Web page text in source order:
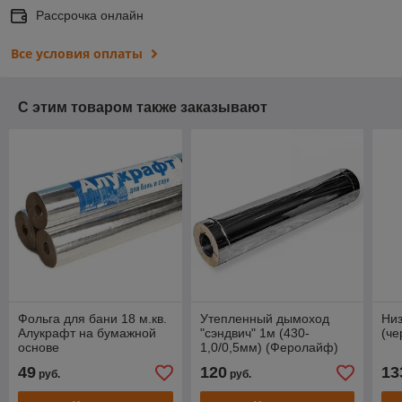
Рассрочка онлайн
Все условия оплаты
С этим товаром также заказывают
Фольга для бани 18 м.кв.
Алукрафт на бумажной
основе
49 руб.
Утепленный дымоход
"сэндвич" 1м (430-
1,0/0,5мм) (Феролайф)
120руб.